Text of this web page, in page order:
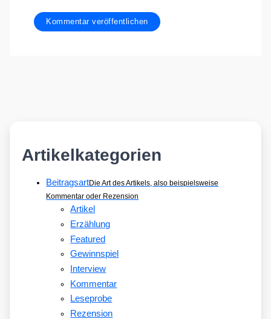
Artikelkategorien
BeitragsartDie Art des Artikels, also beispielsweise
Kommentar oder Rezension
Artikel
Erzählung
Featured
Gewinnspiel
Interview
Kommentar
Leseprobe
Rezension